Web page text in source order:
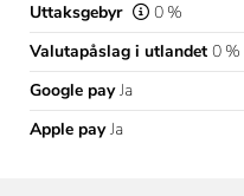
Uttaksgebyr
0 %
Valutapåslag i utlandet 0 %
Google payJa
Apple payJa